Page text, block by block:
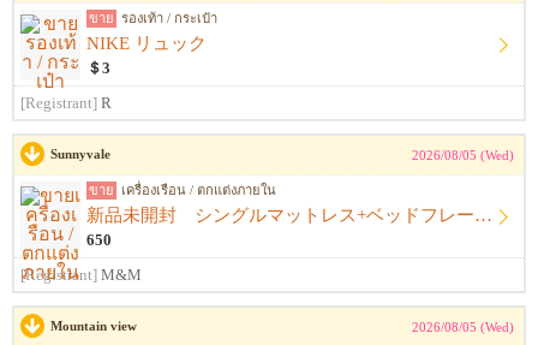
ขาย รองเท้า / กระเป๋า
NIKE リュック
＄3
[Registrant] R
Sunnyvale 2026/08/05 (Wed)
ขาย เครื่องเรือน / ตกแต่งภายใน
新品未開封 シングルマットレス+ベッドフレーム+シーツ
650
[Registrant] M&M
Mountain view 2026/08/05 (Wed)